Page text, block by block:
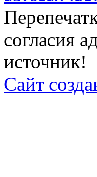
согласия
источник!
Сайт